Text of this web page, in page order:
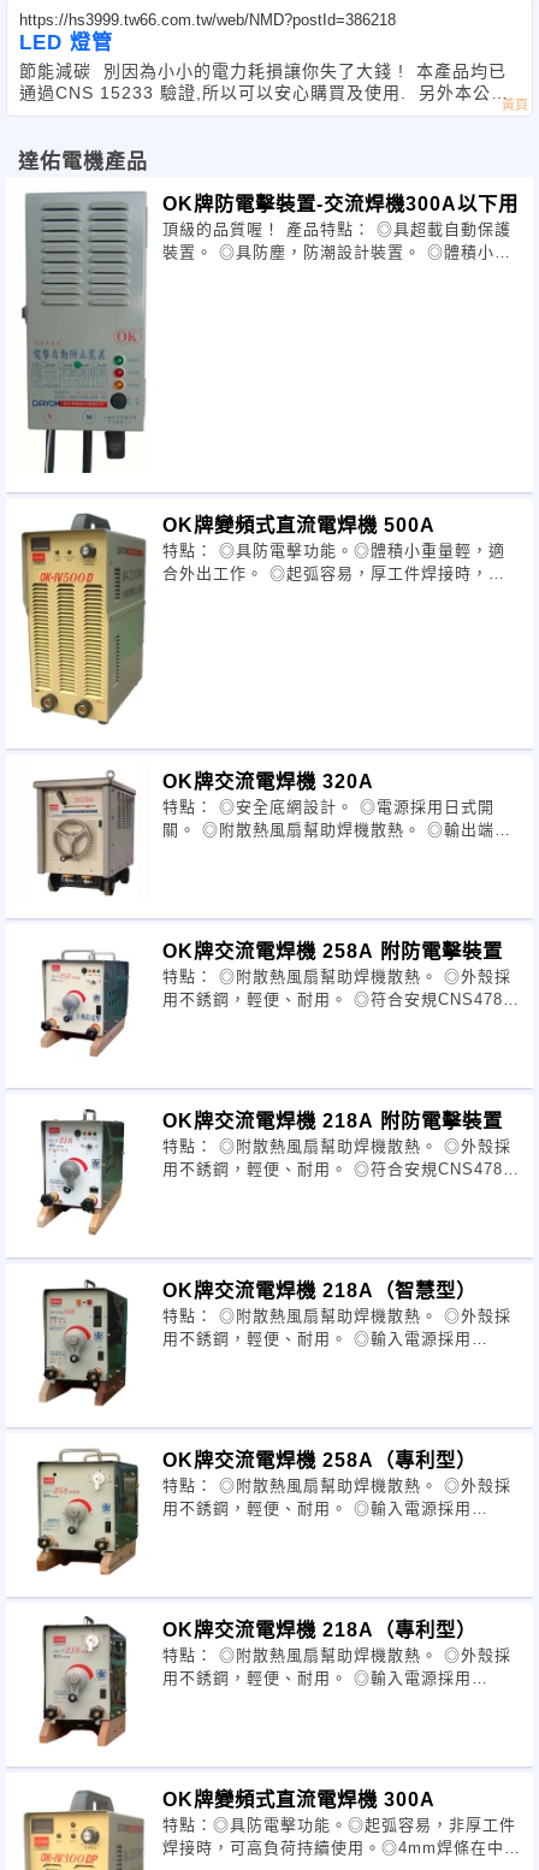
https://hs3999.tw66.com.tw/web/NMD?postId=386218
LED 燈管
節能減碳 別因為小小的電力耗損讓你失了大錢 ! 本產品均已
通過CNS 15233 驗證,所以可以安心購買及使用. 另外本公司
也提供租買合作服務,適用於工廠, 地下停車場, 大型辦公室
達佑電機產品
OK牌防電擊裝置-交流焊機300A以下用
頂級的品質喔！ 產品特點： ◎具超載自動保護
裝置。 ◎具防塵，防潮設計裝置。 ◎體積小易
OK牌變頻式直流電焊機 500A
特點： ◎具防電擊功能。◎體積小重量輕，適
合外出工作。 ◎起弧容易，厚工件焊接時，可
OK牌交流電焊機 320A
特點： ◎安全底網設計。 ◎電源採用日式開
關。 ◎附散熱風扇幫助焊機散熱。 ◎輸出端子
OK牌交流電焊機 258A 附防電擊裝置
特點： ◎附散熱風扇幫助焊機散熱。 ◎外殼採
用不銹鋼，輕便、耐用。 ◎符合安規CNS4782
OK牌交流電焊機 218A 附防電擊裝置
特點： ◎附散熱風扇幫助焊機散熱。 ◎外殼採
用不銹鋼，輕便、耐用。 ◎符合安規CNS4782
OK牌交流電焊機 218A（智慧型）
特點： ◎附散熱風扇幫助焊機散熱。 ◎外殼採
用不銹鋼，輕便、耐用。 ◎輸入電源採用
OK牌交流電焊機 258A（專利型）
特點： ◎附散熱風扇幫助焊機散熱。 ◎外殼採
用不銹鋼，輕便、耐用。 ◎輸入電源採用
OK牌交流電焊機 218A（專利型）
特點： ◎附散熱風扇幫助焊機散熱。 ◎外殼採
用不銹鋼，輕便、耐用。 ◎輸入電源採用
OK牌變頻式直流電焊機 300A
特點：◎具防電擊功能。◎起弧容易，非厚工件
焊接時，可高負荷持續使用。◎4mm焊條在中厚